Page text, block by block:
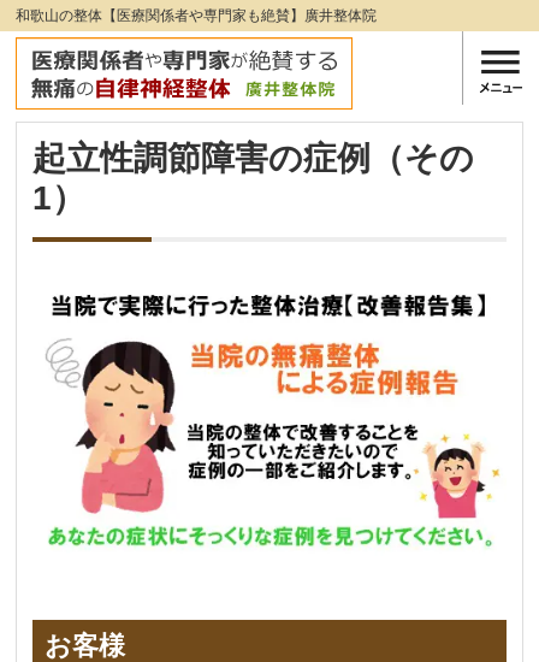
和歌山の整体【医療関係者や専門家も絶賛】廣井整体院
起立性調節障害の症例（その
1）
お客様